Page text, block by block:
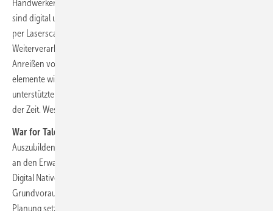
Handwerker noch mit Zollstock und Maßband auf dem Gerüst stehen,
sind digital unterstützte Kollegen deutlich schneller. Sie erfassen Maße
per Laserscanner oder Drohne und senden die Daten zur
Weiterverarbeitung an den vernetzten Maschinenpark. Mühsames
Anreißen von Hand bzw. die analoge Vorbereitung der Metall­
elemente wird somit überflüssig. Darüber hinaus montieren digital
unterstützte Handwerker passgenaue Metallprofile in einem Bruchteil
der Zeit. Wesentlich effizienter. Profitabler.
War for Talents
Auszubildenden einen signifikanten Wettbewerbsvorteil. Das liegt u. a.
an den Erwartungshaltungen der Generationen Z und Alpha. Für diese
Digital Natives ist der souveräne Umgang mit Technik eine
Grundvoraussetzung. Fachbetriebe, die auf Digitalisierung und 3D-
Planung setzen, strahlen eine völlig andere Anziehungskraft aus als